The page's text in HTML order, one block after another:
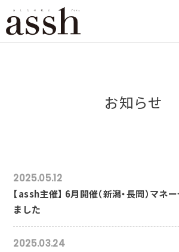
お知らせ
2025.05.12
【assh主催】 6月開催（新潟・長岡）マ
ました
2025.03.24